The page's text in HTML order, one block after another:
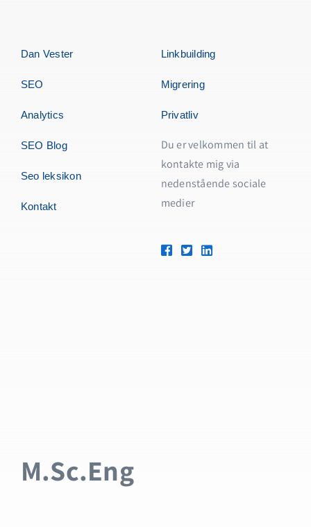
Dan Vester
SEO
Analytics
SEO Blog
Seo leksikon
Kontakt
Linkbuilding
Migrering
Privatliv
Du er velkommen til at
kontakte mig via
nedenstående sociale
medier
M.Sc.Eng